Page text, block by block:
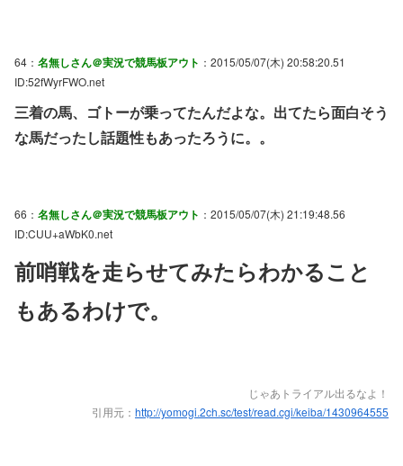
64： 名無しさん＠実況で競馬板アウト ：2015/05/07(木) 20:58:20.51
ID:52fWyrFWO.net
三着の馬、ゴトーが乗ってたんだよな。出てたら面白そう
な馬だったし話題性もあったろうに。。
66： 名無しさん＠実況で競馬板アウト ：2015/05/07(木) 21:19:48.56
ID:CUU+aWbK0.net
前哨戦を走らせてみたらわかること
もあるわけで。
じゃあトライアル出るなよ！
引用元： http://yomogi.2ch.sc/test/read.cgi/keiba/1430964555